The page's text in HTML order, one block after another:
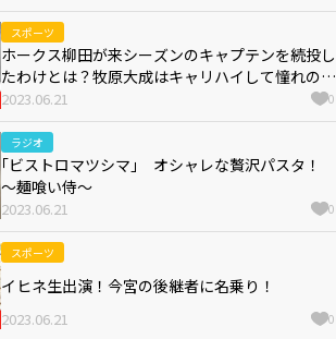
スポーツ
ホークス柳田が来シーズンのキャプテンを続投し
たわけとは？牧原大成はキャリハイして憧れの背
番号を受け継ぐ…？
2023.06.21 0
ラジオ
｢ビストロマツシマ｣ オシャレな贅沢パスタ！
～麺喰い侍～
2023.06.21 0
スポーツ
イヒネ生出演！今宮の後継者に名乗り！
2023.06.21 0